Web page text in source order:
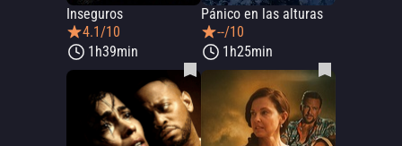
Inseguros
4.1/10
1h39min
Pánico en las alturas
--/10
1h25min